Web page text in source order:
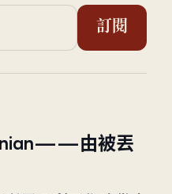
訂閱
由被丟